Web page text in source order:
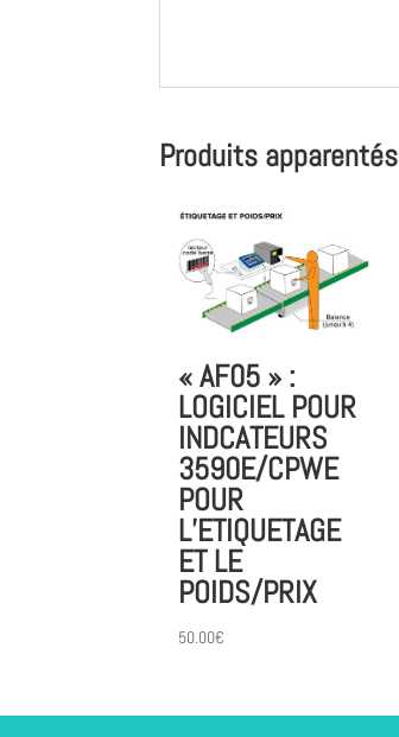
Produits apparentés
« AF05 » :
LOGICIEL POUR
INDCATEURS
3590E/CPWE
POUR
L’ETIQUETAGE
ET LE
POIDS/PRIX
50.00€